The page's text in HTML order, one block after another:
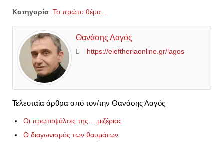
Κατηγορία Το πρώτο θέμα...
Θανάσης Λαγός
https://eleftheriaonline.gr/lagos
Τελευταία άρθρα από τον/την Θανάσης Λαγός
Οι πρωτοψάλτες της… μιζέριας
Ο διαγωνισμός των θαυμάτων